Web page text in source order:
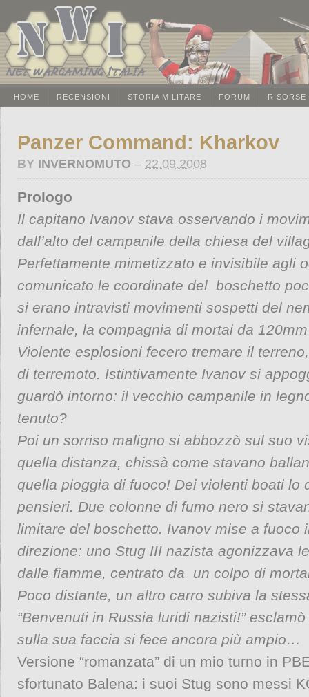
HOME RECENSIONI STORIA MILITARE FORUM RISORSE
Panzer Command: Kharkov
BY INVERNOMUTO – 22.09.2008
Prologo
Il capitano Ivanov stava osservando i
dall’alto del campanile della chiesa del
Perfettamente mimetizzato e invisibile agli
comunicato le coordinate del boschetto
si erano intravisti movimenti sospetti del
infernale, la compagnia di mortai da
Violente esplosioni fecero tremare il
di terremoto. Istintivamente Ivanov si
guardò intorno: il vecchio campanile in
tenuto?
Poi un sorriso maligno si abbozzò sul suo
quella distanza, chissà come stavano
quella pioggia di fuoco! Dei violenti boati lo
pensieri. Due colonne di fumo nero si
limitare del boschetto. Ivanov mise a fuoco
direzione: uno Stug III nazista agonizzava
dalle fiamme, centrato da un colpo di
Poco distante, un altro carro subiva la
“Benvenuti in Russia luridi nazisti!”
sulla sua faccia si fece ancora più ampio…
Versione “romanzata” di un mio turno in
sfortunato Balena: i suoi Stug sono messi